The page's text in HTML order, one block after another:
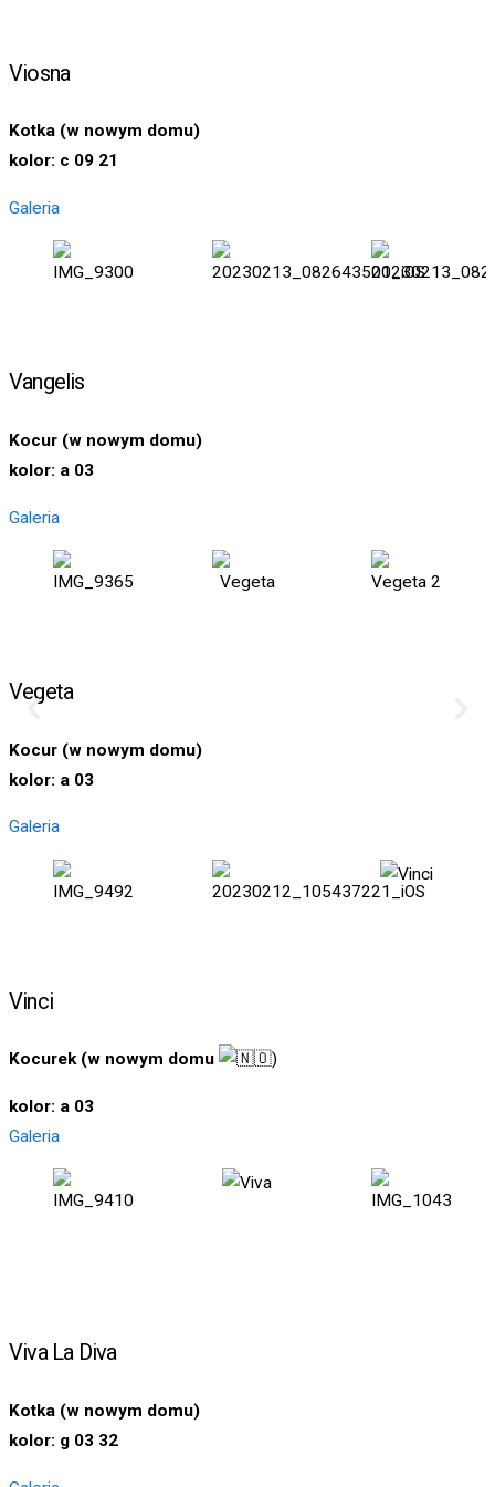
Viosna
Kotka (w nowym domu)
kolor: c 09 21
Galeria
Vangelis
Kocur (w nowym domu)
kolor: a 03
Galeria
Vegeta
Kocur (w nowym domu)
kolor: a 03
Galeria
Vinci
Kocurek (w nowym domu )
kolor: a 03
Galeria
Viva La Diva
Kotka (w nowym domu)
kolor: g 03 32